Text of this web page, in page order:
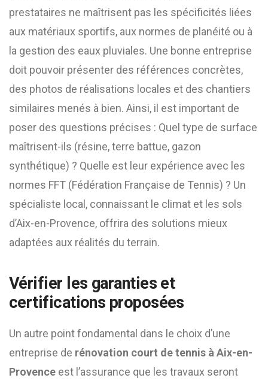
prestataires ne maîtrisent pas les spécificités liées
aux matériaux sportifs, aux normes de planéité ou à
la gestion des eaux pluviales. Une bonne entreprise
doit pouvoir présenter des références concrètes,
des photos de réalisations locales et des chantiers
similaires menés à bien. Ainsi, il est important de
poser des questions précises : Quel type de surface
maîtrisent-ils (résine, terre battue, gazon
synthétique) ? Quelle est leur expérience avec les
normes FFT (Fédération Française de Tennis) ? Un
spécialiste local, connaissant le climat et les sols
d’Aix-en-Provence, offrira des solutions mieux
adaptées aux réalités du terrain.
Vérifier les garanties et
certifications proposées
Un autre point fondamental dans le choix d’une
entreprise de rénovation court de tennis à Aix-en-
Provence est l’assurance que les travaux seront